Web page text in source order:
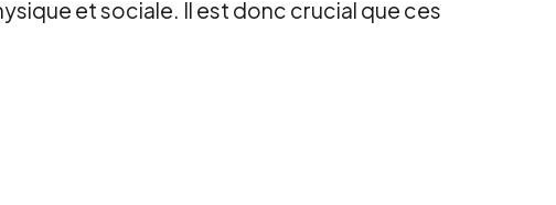
et sociale. Il est donc crucial que ces